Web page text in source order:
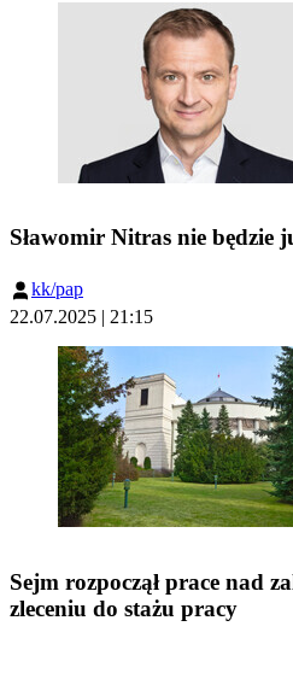
Sławomir Nitras nie będzie
kk/pap
22.07.2025 | 21:15
Sejm rozpoczął prace nad
zleceniu do stażu pracy